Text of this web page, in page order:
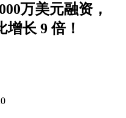
万美元融资，
长 9 倍！